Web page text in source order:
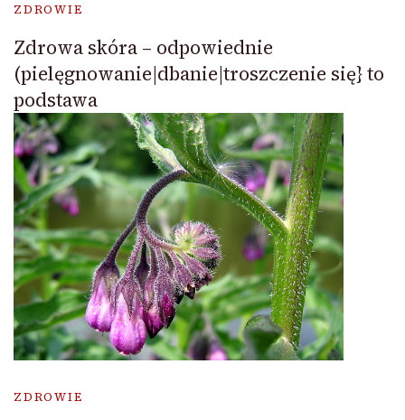
ZDROWIE
Zdrowa skóra – odpowiednie
(pielęgnowanie|dbanie|troszczenie się} to
podstawa
ZDROWIE